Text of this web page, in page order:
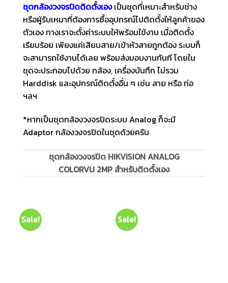
ชุดกล้องวงจรปิดติดตั้งเองเป็นชุดที่เหมาะสำหรับช่าง
หรือผู้รับเหมาที่ต้องการซื้ออุปกรณ์ไปติดตั้งให้ลูกค้าของ
ตัวเอง ทางเราจะตั้งค่าระบบให้พร้อมใช้งาน เมื่อติดตั้ง
เรียบร้อย เพียงแค่เสียบสาย/เข้าหัวสายถูกต้อง ระบบก็
จะสามารถใช้งานได้เลย พร้อมส่งมอบงานทันที โดยใน
ชุดจะประกอบไปด้วย กล้อง, เครื่องบันทึก ไม่รวม
Harddisk และอุปกรณ์ติดตั้งอื่น ๆ เช่น สาย หรือ ท่อ
ฯลฯ
*หากเป็นชุดกล้องวงจรปิดระบบ Analog ก็จะมี
Adaptor กล้องวงจรปิดในชุดด้วยครับ
ชุดกล้องวงจรปิด HIKVISION ANALOG
COLORVU 2MP สำหรับติดตั้งเอง
Sale! Sale!